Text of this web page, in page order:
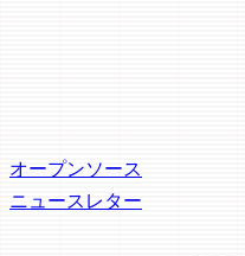
オープンソース
ニュースレター